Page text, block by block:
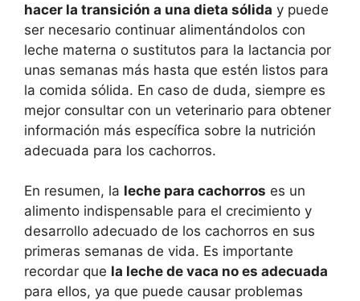
hacer la transición a una dieta sólida y puede
ser necesario continuar alimentándolos con
leche materna o sustitutos para la lactancia por
unas semanas más hasta que estén listos para
la comida sólida. En caso de duda, siempre es
mejor consultar con un veterinario para obtener
información más específica sobre la nutrición
adecuada para los cachorros.
En resumen, la leche para cachorros es un
alimento indispensable para el crecimiento y
desarrollo adecuado de los cachorros en sus
primeras semanas de vida. Es importante
recordar que la leche de vaca no es adecuada
para ellos, ya que puede causar problemas